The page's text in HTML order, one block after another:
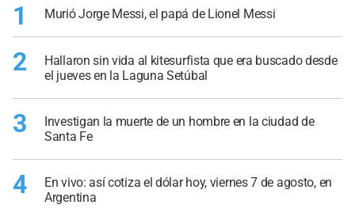
1 Murió Jorge Messi, el papá de Lionel Messi
2
Hallaron sin vida al kitesurfista que era buscado desde
el jueves en la Laguna Setúbal
3
Investigan la muerte de un hombre en la ciudad de
Santa Fe
4
En vivo: así cotiza el dólar hoy, viernes 7 de agosto, en
Argentina